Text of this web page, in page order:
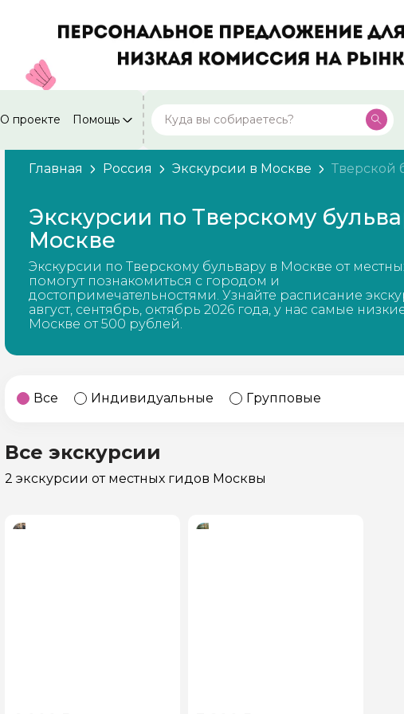
О проекте Помощь
Москва
Россия
Нижний Новгород
Калининград
Россия
Кисловодск
Россия
20 экскурсий
Дербент 17 экскурсий
Посмотреть все города
Главная Россия Экскурсии в Москве Тверской
Экскурсии по Тверскому
Москве
Экскурсии по Тверскому бульвару в Москве от
помогут познакомиться с городом и
достопримечательностями. Узнайте расписание
август, сентябрь, октябрь 2026 года, у нас самые
Москве от 500 рублей.
Все Индивидуальные Групповые
Все экскурсии
2 экскурсии от местных гидов Москвы